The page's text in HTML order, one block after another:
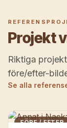
Projekt
Riktiga
före/efter-
Se alla
FÖRE / EFTER